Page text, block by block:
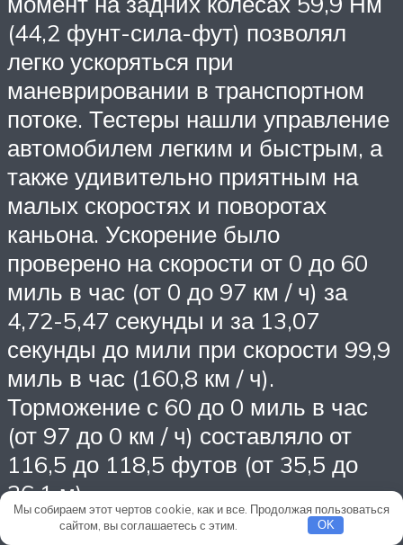
(44,2 фунт-сила-фут) позволял
легко ускоряться при
маневрировании в транспортном
потоке. Тестеры нашли управление
автомобилем легким и быстрым, а
также удивительно приятным на
малых скоростях и поворотах
каньона. Ускорение было
проверено на скорости от 0 до 60
миль в час (от 0 до 97 км / ч) за
4,72-5,47 секунды и за 13,07
секунды до мили при скорости 99,9
миль в час (160,8 км / ч).
Торможение с 60 до 0 миль в час
(от 97 до 0 км / ч) составляло от
116,5 до 118,5 футов (от 35,5 до
36,1 м).
Мы собираем этот чертов cookie, как и все. Продолжая пользоваться
сайтом, вы соглашаетесь с этим.
OK